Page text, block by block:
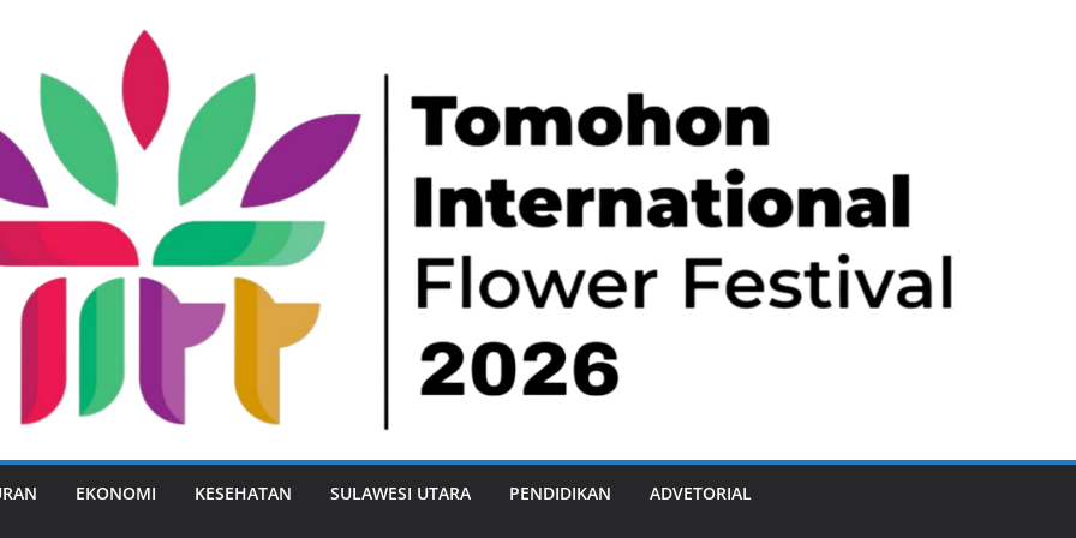
EKONOMI KESEHATAN SULAWESI UTARA PENDIDIKAN ADVETORIAL